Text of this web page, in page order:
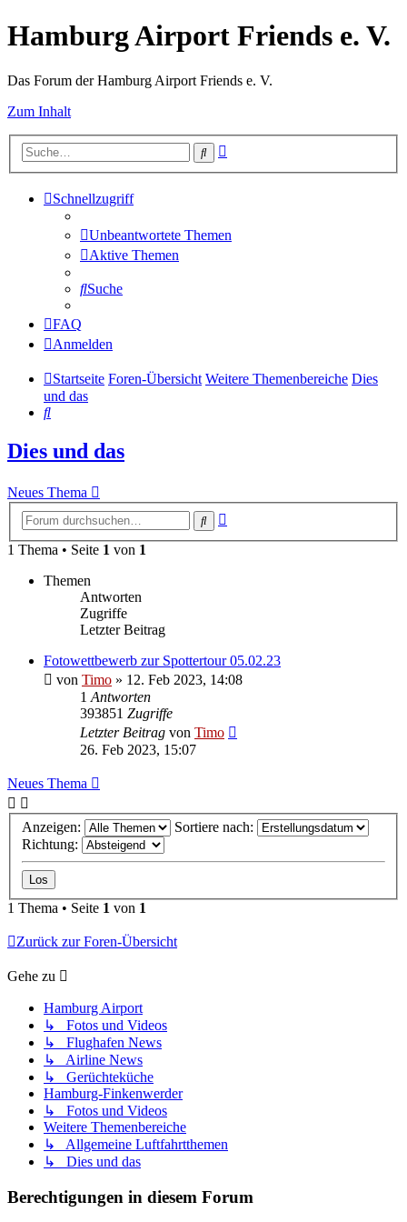
Hamburg Airport Friends e. V.
Das Forum der Hamburg Airport Friends e. V.
Zum Inhalt
Suche
Schnellzugriff
Unbeantwortete Themen
Aktive Themen
Suche
FAQ
Anmelden
Startseite Foren-Übersicht Weitere Themenbereiche Dies
und das
Suche
Dies und das
Neues Thema
Suche
1 Thema • Seite 1 von 1
Themen
Antworten
Zugriffe
Letzter Beitrag
Fotowettbewerb zur Spottertour 05.02.23
von Timo » 12. Feb 2023, 14:08
1 Antworten
393851 Zugriffe
Letzter Beitrag von Timo
26. Feb 2023, 15:07
Neues Thema
Anzeigen:
Sortiere nach:
Richtung:
1 Thema • Seite 1 von 1
Zurück zur Foren-Übersicht
Gehe zu
Hamburg Airport
↳ Fotos und Videos
↳ Flughafen News
↳ Airline News
↳ Gerüchteküche
Hamburg-Finkenwerder
↳ Fotos und Videos
Weitere Themenbereiche
↳ Allgemeine Luftfahrtthemen
↳ Dies und das
Berechtigungen in diesem Forum